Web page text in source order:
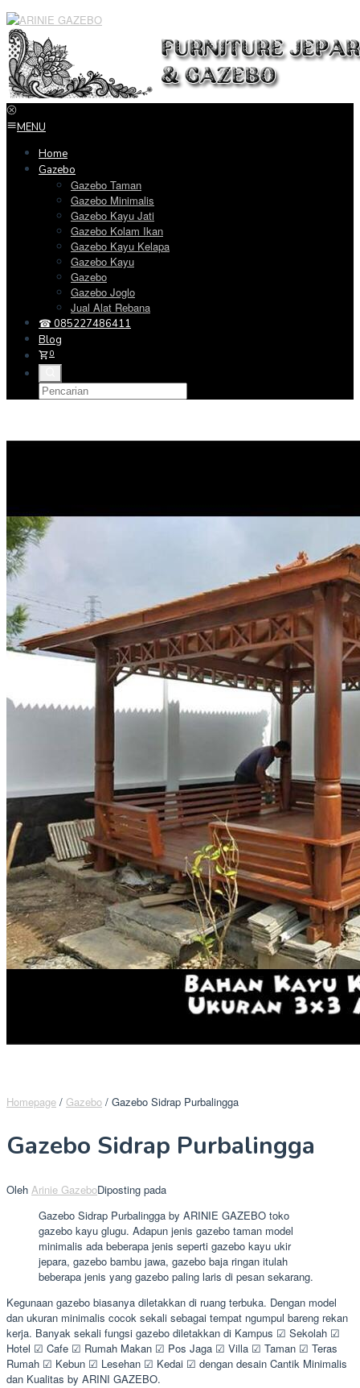
Loncat
ke
konten
MENU
Home
Gazebo
Gazebo Taman
Gazebo Minimalis
Gazebo Kayu Jati
Gazebo Kolam Ikan
Gazebo Kayu Kelapa
Gazebo Kayu
Gazebo
Gazebo Joglo
Jual Alat Rebana
☎ 085227486411
Blog
0
Homepage / Gazebo / Gazebo Sidrap Purbalingga
Gazebo Sidrap Purbalingga
Oleh Arinie GazeboDiposting pada
Gazebo Sidrap Purbalingga by ARINIE GAZEBO toko
gazebo kayu glugu. Adapun jenis gazebo taman model
minimalis ada beberapa jenis seperti gazebo kayu ukir
jepara, gazebo bambu jawa, gazebo baja ringan itulah
beberapa jenis yang gazebo paling laris di pesan sekarang.
Kegunaan gazebo biasanya diletakkan di ruang terbuka. Dengan model
dan ukuran minimalis cocok sekali sebagai tempat ngumpul bareng rekan
kerja. Banyak sekali fungsi gazebo diletakkan di Kampus ☑ Sekolah ☑
Hotel ☑ Cafe ☑ Rumah Makan ☑ Pos Jaga ☑ Villa ☑ Taman ☑ Teras
Rumah ☑ Kebun ☑ Lesehan ☑ Kedai ☑ dengan desain Cantik Minimalis
dan Kualitas by ARINI GAZEBO.